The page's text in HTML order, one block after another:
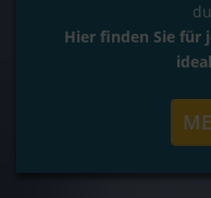
Hier finden Sie für